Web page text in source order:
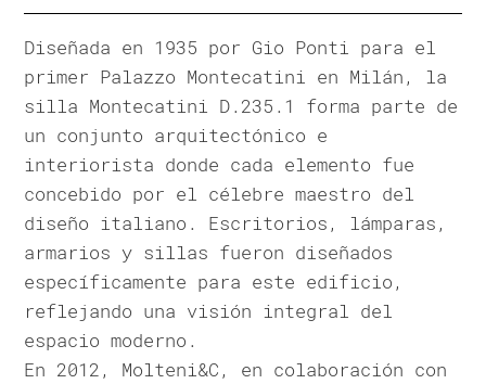
Diseñada en 1935 por Gio Ponti para el
primer Palazzo Montecatini en Milán, la
silla Montecatini D.235.1 forma parte de
un conjunto arquitectónico e
interiorista donde cada elemento fue
concebido por el célebre maestro del
diseño italiano. Escritorios, lámparas,
armarios y sillas fueron diseñados
específicamente para este edificio,
reflejando una visión integral del
espacio moderno.
En 2012, Molteni&C, en colaboración con